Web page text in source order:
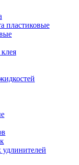
пластиковые